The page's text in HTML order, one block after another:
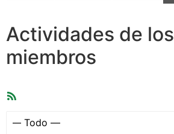
Actividades de los
miembros
Mostrar: